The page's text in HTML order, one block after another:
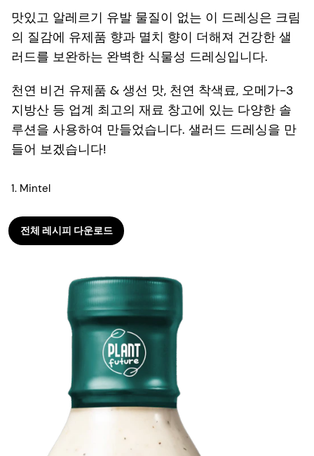
맛있고 알레르기 유발 물질이 없는 이 드레싱은 크림
의 질감에 유제품 향과 멸치 향이 더해져 건강한 샐
러드를 보완하는 완벽한 식물성 드레싱입니다.
천연 비건 유제품 & 생선 맛, 천연 착색료, 오메가-3
지방산 등 업계 최고의 재료 창고에 있는 다양한 솔
루션을 사용하여 만들었습니다. 샐러드 드레싱을 만
들어 보겠습니다!
1. Mintel
전체 레시피 다운로드